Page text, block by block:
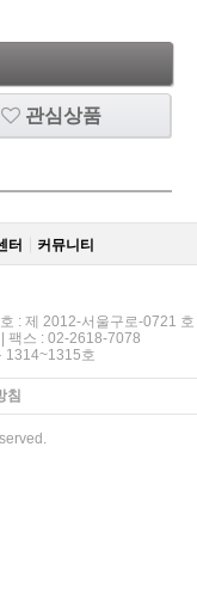
관심상품
터 커뮤니티
: 제 2012-서울구로-0721 호
팩스 : 02-2618-7078
1314~1315호
침